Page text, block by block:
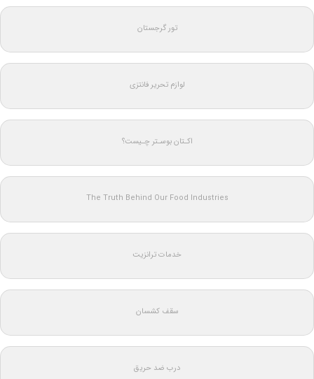
تور گرجستان
لوازم تحریر فانتزی
اکـتان بوسـتر چـیست؟
The Truth Behind Our Food Industries
خدمات ترانزیت
سقف کشسان
درب ضد حریق